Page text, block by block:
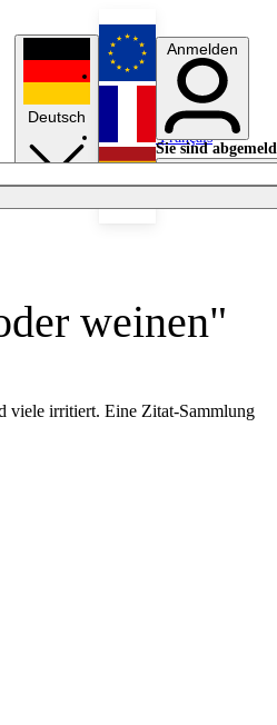
Deutsch
English
Français
Anmelden
Sie sind
Licht aus
weinen"
viele irritiert. Eine Zitat-Sammlung